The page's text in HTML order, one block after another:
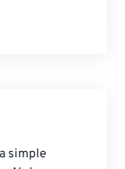
simple